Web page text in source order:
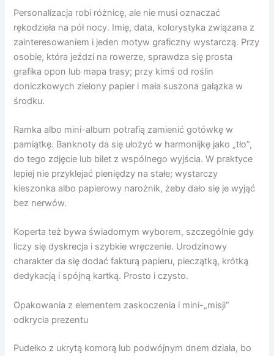
Personalizacja robi różnicę, ale nie musi oznaczać
rękodzieła na pół nocy. Imię, data, kolorystyka związana z
zainteresowaniem i jeden motyw graficzny wystarczą. Przy
osobie, która jeździ na rowerze, sprawdza się prosta
grafika opon lub mapa trasy; przy kimś od roślin
doniczkowych zielony papier i mała suszona gałązka w
środku.
Ramka albo mini-album potrafią zamienić gotówkę w
pamiątkę. Banknoty da się ułożyć w harmonijkę jako „tło”,
do tego zdjęcie lub bilet z wspólnego wyjścia. W praktyce
lepiej nie przyklejać pieniędzy na stałe; wystarczy
kieszonka albo papierowy narożnik, żeby dało się je wyjąć
bez nerwów.
Koperta też bywa świadomym wyborem, szczególnie gdy
liczy się dyskrecja i szybkie wręczenie. Urodzinowy
charakter da się dodać fakturą papieru, pieczątką, krótką
dedykacją i spójną kartką. Prosto i czysto.
Opakowania z elementem zaskoczenia i mini-„misji”
odkrycia prezentu
Pudełko z ukrytą komorą lub podwójnym dnem działa, bo